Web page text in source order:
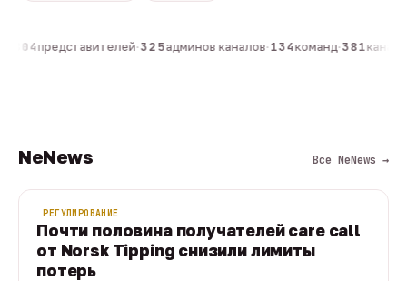
804представителей·325админов каналов·134команд·381
NeNews Все NeNews →
РЕГУЛИРОВАНИЕ
Почти половина получателей care call
от Norsk Tipping снизили лимиты
потерь